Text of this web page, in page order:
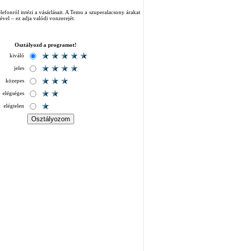
intézi a vásárlásait. A Temu a szuperalacsony árakat
– ez adja valódi vonzerejét.
Osztályozd a programot!
kiváló
jeles
közepes
elégséges
elégtelen